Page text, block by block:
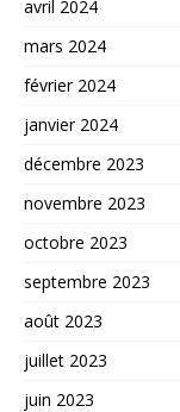
avril 2024
mars 2024
février 2024
janvier 2024
décembre 2023
novembre 2023
octobre 2023
septembre 2023
août 2023
juillet 2023
juin 2023